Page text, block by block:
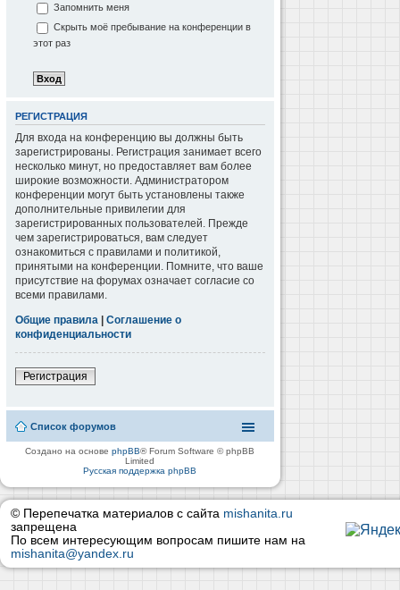
Запомнить меня
Скрыть моё пребывание на конференции в
этот раз
РЕГИСТРАЦИЯ
Для входа на конференцию вы должны быть
зарегистрированы. Регистрация занимает всего
несколько минут, но предоставляет вам более
широкие возможности. Администратором
конференции могут быть установлены также
дополнительные привилегии для
зарегистрированных пользователей. Прежде
чем зарегистрироваться, вам следует
ознакомиться с правилами и политикой,
принятыми на конференции. Помните, что ваше
присутствие на форумах означает согласие со
всеми правилами.
Общие правила | Соглашение о
конфиденциальности
Регистрация
Список форумов
Создано на основеphpBB® Forum Software © phpBB
Limited
Русская поддержка phpBB
© Перепечатка материалов с сайта mishanita.ru
запрещена
По всем интересующим вопросам пишите нам на
mishanita@yandex.ru